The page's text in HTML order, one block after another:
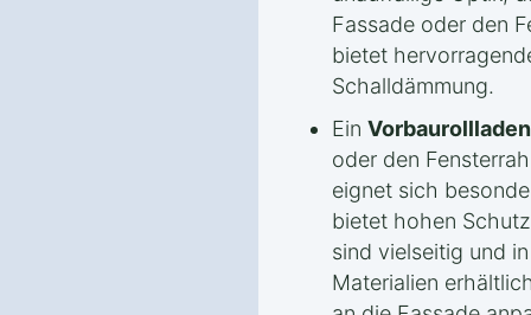
Fassade oder den
bietet
Schalldämmung.
Ein Vorbaurollladen
oder den
eignet sich
bietet hohen
sind vielseitig und
Materialien